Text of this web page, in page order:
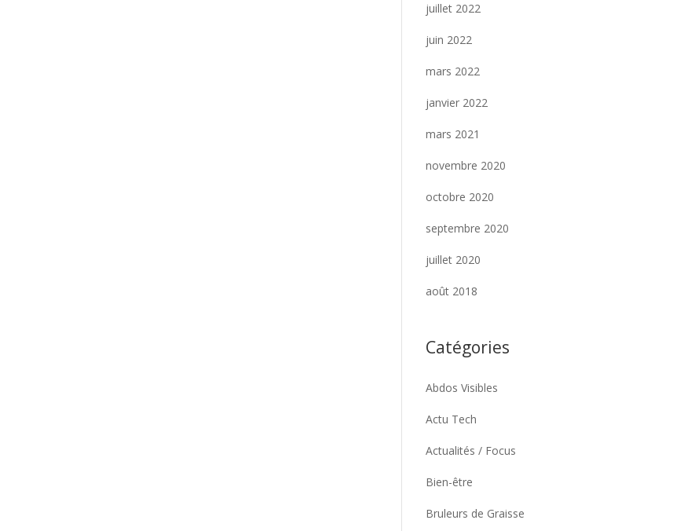
juillet 2022
juin 2022
mars 2022
janvier 2022
mars 2021
novembre 2020
octobre 2020
septembre 2020
juillet 2020
août 2018
Catégories
Abdos Visibles
Actu Tech
Actualités / Focus
Bien-être
Bruleurs de Graisse